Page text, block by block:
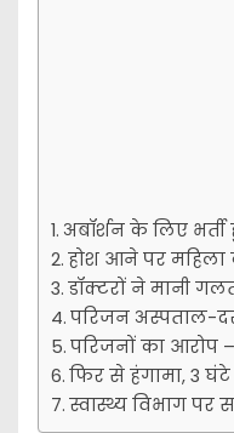
अबॉर्शन के लिए
होश आने पर
डॉक्टरों ने मानी
परिजन अस्पताल-
परिजनों का आरोप –
फिर से हंगामा, 3
स्वास्थ्य विभाग पर